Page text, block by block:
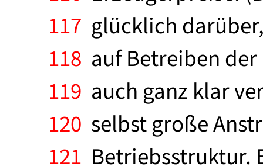
117 glücklich
118 auf Betreiben
119 auch ganz klar
120 selbst große
121 Betriebsstruktur.